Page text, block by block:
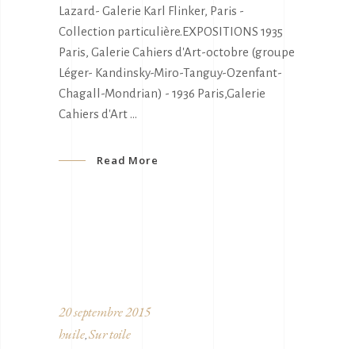
Lazard- Galerie Karl Flinker, Paris -
Collection particulière.EXPOSITIONS 1935
Paris, Galerie Cahiers d'Art-octobre (groupe
Léger- Kandinsky-Miro-Tanguy-Ozenfant-
Chagall-Mondrian) - 1936 Paris,Galerie
Cahiers d'Art
Read More
20 septembre 2015
huile Sur toile